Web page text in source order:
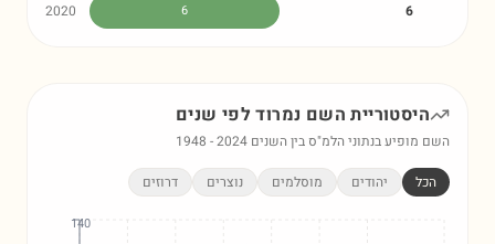
2020 6 6
היסטוריית השם נמרודלפי שנים
השם מופיע בנתוני הלמ"ס בין השנים 1948 -2024
הכל יהודים מוסלמים נוצרים דרוזים
140